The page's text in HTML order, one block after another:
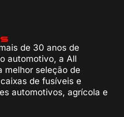
de 30 anos de
automotivo, a All
melhor seleção de
de fusíveis e
automotivos, agrícola e